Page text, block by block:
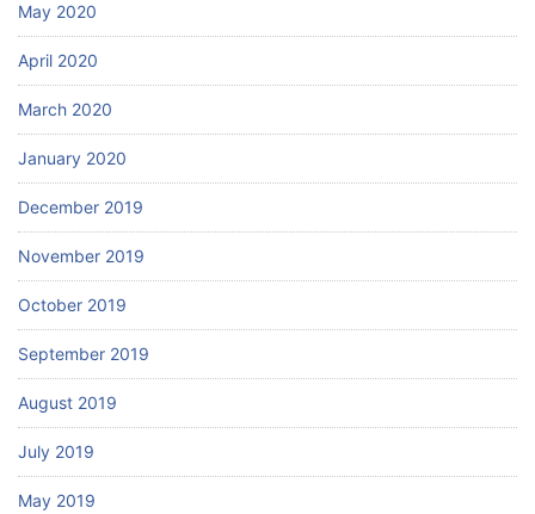
May 2020
April 2020
March 2020
January 2020
December 2019
November 2019
October 2019
September 2019
August 2019
July 2019
May 2019